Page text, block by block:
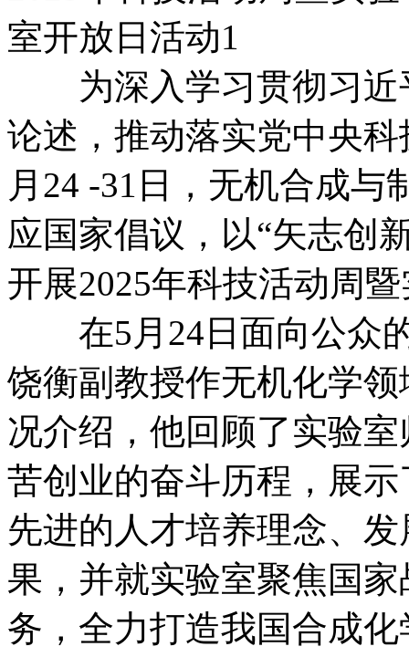
为深入学习贯彻习近
论述，推动落实党中央
月24 -31日，无机合成
应国家倡议，以“矢志创
开展2025年科技活动周
在5月24日面向公众的
饶衡副教授作无机化学
况介绍，他回顾了实验
苦创业的奋斗历程，展
先进的人才培养理念、
果，并就实验室聚焦国
务，全力打造我国合成